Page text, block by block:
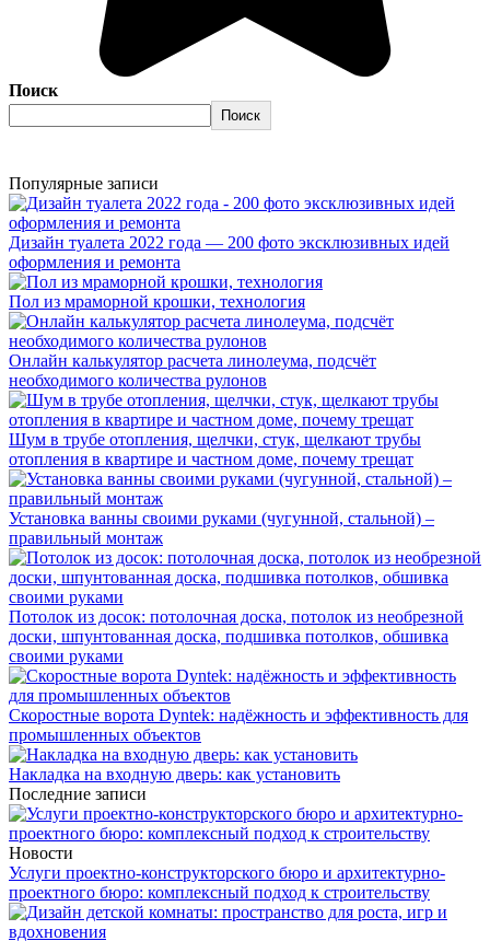
Поиск
Поиск
Популярные записи
Дизайн туалета 2022 года — 200 фото эксклюзивных идей
оформления и ремонта
Пол из мраморной крошки, технология
Онлайн калькулятор расчета линолеума, подсчёт
необходимого количества рулонов
Шум в трубе отопления, щелчки, стук, щелкают трубы
отопления в квартире и частном доме, почему трещат
Установка ванны своими руками (чугунной, стальной) –
правильный монтаж
Потолок из досок: потолочная доска, потолок из необрезной
доски, шпунтованная доска, подшивка потолков, обшивка
своими руками
Скоростные ворота Dyntek: надёжность и эффективность для
промышленных объектов
Накладка на входную дверь: как установить
Последние записи
Новости
Услуги проектно-конструкторского бюро и архитектурно-
проектного бюро: комплексный подход к строительству